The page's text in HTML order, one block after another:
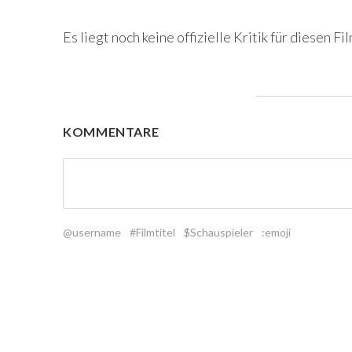
Es liegt noch keine offizielle Kritik für diesen
KOMMENTARE
@username #Filmtitel $Schauspieler :emoji